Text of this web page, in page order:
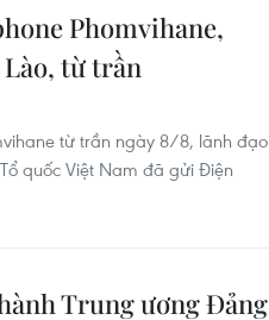
Phomvihane,
từ trần
từ trần ngày 8/8, lãnh đạo
quốc Việt Nam đã gửi Điện
Trung ương Đảng